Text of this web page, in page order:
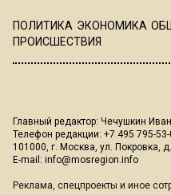
ПОЛИТИКА ЭКОНОМИКА
ПРОИСШЕСТВИЯ
Главный редактор: Чечушкин
Телефон редакции: +7 495 795-53-
101000, г. Москва, ул. Покровка,
E-mail: info@mosregion.info
Реклама, спецпроекты и иное